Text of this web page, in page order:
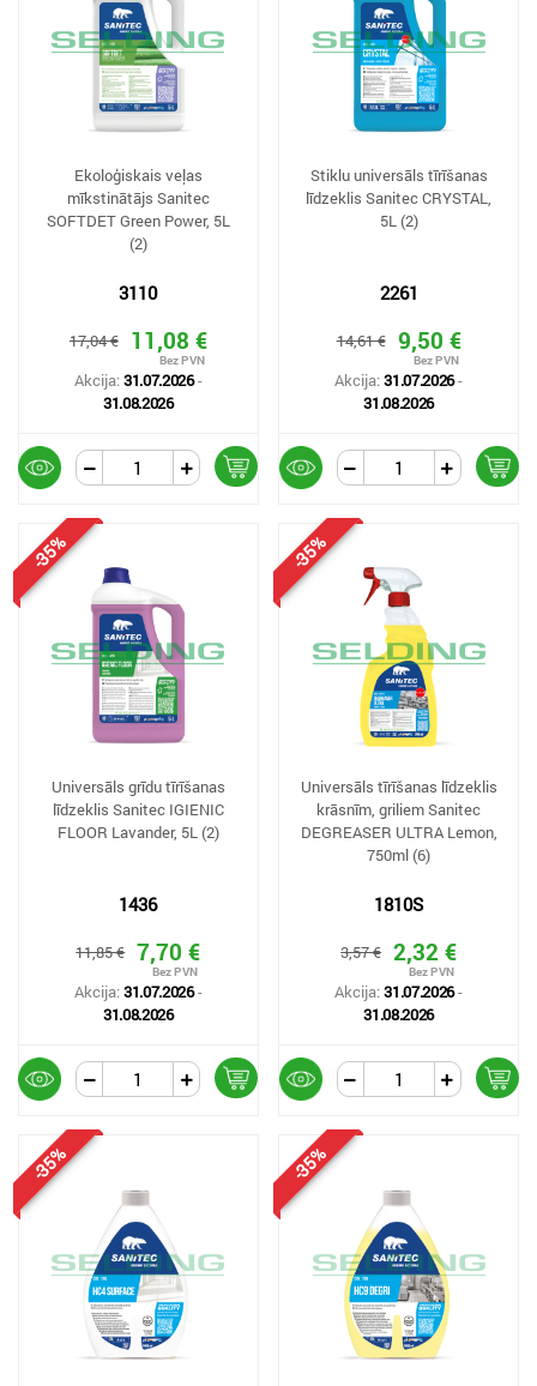
Ekoloģiskais veļas
mīkstinātājs Sanitec
SOFTDET Green Power, 5L
(2)
3110
17,04 € 11,08 €
Akcija:31.07.2026-
31.08.2026
Stiklu universāls tīrīšanas
līdzeklis Sanitec CRYSTAL,
5L (2)
2261
14,61 € 9,50 €
Akcija:31.07.2026-
31.08.2026
-35%
Universāls grīdu tīrīšanas
līdzeklis Sanitec IGIENIC
FLOOR Lavander, 5L (2)
1436
11,85 € 7,70 €
Akcija:31.07.2026-
31.08.2026
-35%
Universāls tīrīšanas līdzeklis
krāsnīm, griliem Sanitec
DEGREASER ULTRA Lemon,
750ml (6)
1810S
3,57 € 2,32 €
Akcija:31.07.2026-
31.08.2026
-35% -35%